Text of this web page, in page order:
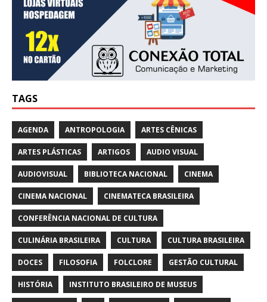
TAGS
AGENDA ANTROPOLOGIA ARTES CÊNICAS
ARTES PLÁSTICAS ARTIGOS AUDIO VISUAL
AUDIOVISUAL BIBLIOTECA NACIONAL CINEMA
CINEMA NACIONAL CINEMATECA BRASILEIRA
CONFERÊNCIA NACIONAL DE CULTURA
CULINÁRIA BRASILEIRA CULTURA CULTURA BRASILEIRA
DOCES FILOSOFIA FOLCLORE GESTÃO CULTURAL
HISTÓRIA INSTITUTO BRASILEIRO DE MUSEUS